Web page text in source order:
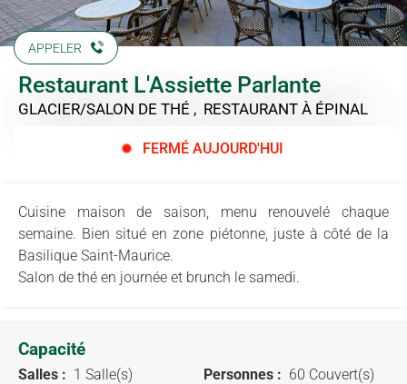
APPELER
Restaurant L'Assiette Parlante
GLACIER/SALON DE THÉ , RESTAURANT À ÉPINAL
FERMÉ AUJOURD'HUI
Cuisine maison de saison, menu renouvelé chaque
semaine. Bien situé en zone piétonne, juste à côté de la
Basilique Saint-Maurice.
Salon de thé en journée et brunch le samedi.
Capacité
Salles : 1 Salle(s) Personnes : 60 Couvert(s)